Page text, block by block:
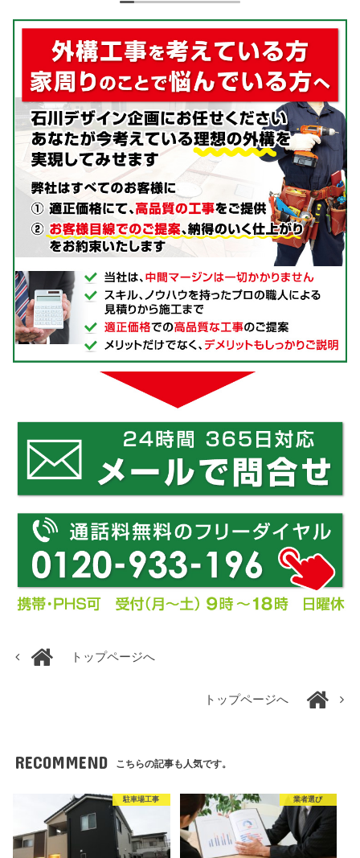
トップページへ
トップページへ
RECOMMEND こちらの記事も人気です。
駐車場工事 業者選び